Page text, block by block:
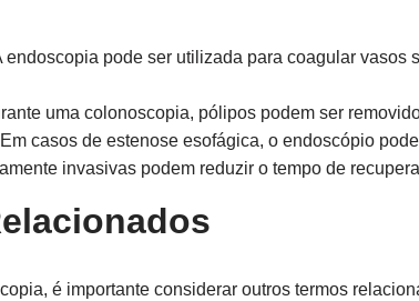
endoscopia pode ser utilizada para coagular vasos
uma colonoscopia, pólipos podem ser
Em casos de estenose esofágica, o endoscópio
invasivas podem reduzir o tempo de
é importante considerar outros termos